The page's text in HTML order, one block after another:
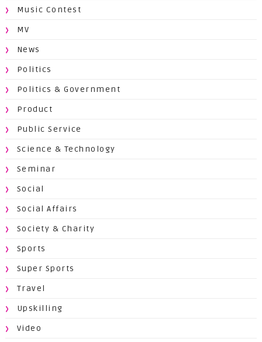
Music Contest
MV
News
Politics
Politics & Government
Product
Public Service
Science & Technology
Seminar
Social
Social Affairs
Society & Charity
Sports
Super Sports
Travel
Upskilling
Video